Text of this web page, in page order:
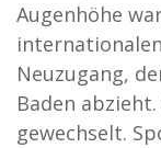
Augenhöhe
Neuzugang,
Baden abzieht.
gewechselt.